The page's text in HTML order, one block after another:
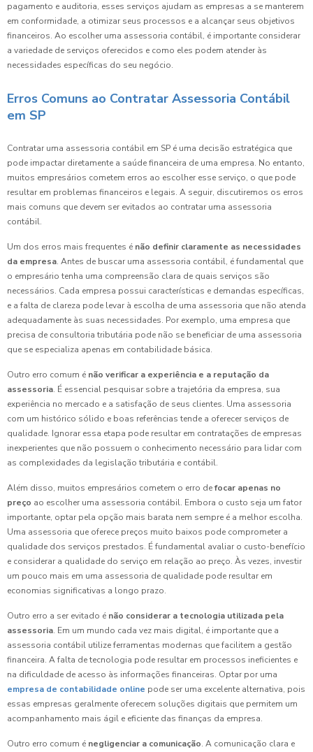
pagamento e auditoria, esses serviços ajudam as empresas a se manterem
em conformidade, a otimizar seus processos e a alcançar seus objetivos
financeiros. Ao escolher uma assessoria contábil, é importante considerar
a variedade de serviços oferecidos e como eles podem atender às
necessidades específicas do seu negócio.
Erros Comuns ao Contratar Assessoria Contábil
em SP
Contratar uma assessoria contábil em SP é uma decisão estratégica que
pode impactar diretamente a saúde financeira de uma empresa. No entanto,
muitos empresários cometem erros ao escolher esse serviço, o que pode
resultar em problemas financeiros e legais. A seguir, discutiremos os erros
mais comuns que devem ser evitados ao contratar uma assessoria
contábil.
Um dos erros mais frequentes é não definir claramente as necessidades
da empresa. Antes de buscar uma assessoria contábil, é fundamental que
o empresário tenha uma compreensão clara de quais serviços são
necessários. Cada empresa possui características e demandas específicas,
e a falta de clareza pode levar à escolha de uma assessoria que não atenda
adequadamente às suas necessidades. Por exemplo, uma empresa que
precisa de consultoria tributária pode não se beneficiar de uma assessoria
que se especializa apenas em contabilidade básica.
Outro erro comum é não verificar a experiência e a reputação da
assessoria. É essencial pesquisar sobre a trajetória da empresa, sua
experiência no mercado e a satisfação de seus clientes. Uma assessoria
com um histórico sólido e boas referências tende a oferecer serviços de
qualidade. Ignorar essa etapa pode resultar em contratações de empresas
inexperientes que não possuem o conhecimento necessário para lidar com
as complexidades da legislação tributária e contábil.
Além disso, muitos empresários cometem o erro defocar apenas no
preço ao escolher uma assessoria contábil. Embora o custo seja um fator
importante, optar pela opção mais barata nem sempre é a melhor escolha.
Uma assessoria que oferece preços muito baixos pode comprometer a
qualidade dos serviços prestados. É fundamental avaliar o custo-benefício
e considerar a qualidade do serviço em relação ao preço. Às vezes, investir
um pouco mais em uma assessoria de qualidade pode resultar em
economias significativas a longo prazo.
Outro erro a ser evitado é não considerar a tecnologia utilizada pela
assessoria. Em um mundo cada vez mais digital, é importante que a
assessoria contábil utilize ferramentas modernas que facilitem a gestão
financeira. A falta de tecnologia pode resultar em processos ineficientes e
na dificuldade de acesso às informações financeiras. Optar por uma
empresa de contabilidade online pode ser uma excelente alternativa, pois
essas empresas geralmente oferecem soluções digitais que permitem um
acompanhamento mais ágil e eficiente das finanças da empresa.
Outro erro comum é negligenciar a comunicação. A comunicação clara e